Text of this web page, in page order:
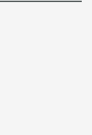
elettronica)
posta elettronica)